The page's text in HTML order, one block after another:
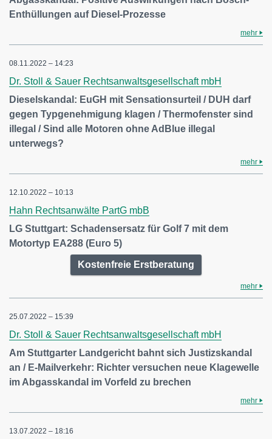
Enthüllungen auf Diesel-Prozesse
mehr
08.11.2022 – 14:23
Dr. Stoll & Sauer Rechtsanwaltsgesellschaft mbH
Dieselskandal: EuGH mit Sensationsurteil / DUH darf
gegen Typgenehmigung klagen / Thermofenster sind
illegal / Sind alle Motoren ohne AdBlue illegal
unterwegs?
mehr
12.10.2022 – 10:13
Hahn Rechtsanwälte PartG mbB
LG Stuttgart: Schadensersatz für Golf 7 mit dem
Motortyp EA288 (Euro 5)
Kostenfreie Erstberatung
mehr
25.07.2022 – 15:39
Dr. Stoll & Sauer Rechtsanwaltsgesellschaft mbH
Am Stuttgarter Landgericht bahnt sich Justizskandal
an / E-Mailverkehr: Richter versuchen neue Klagewelle
im Abgasskandal im Vorfeld zu brechen
mehr
13.07.2022 – 18:16